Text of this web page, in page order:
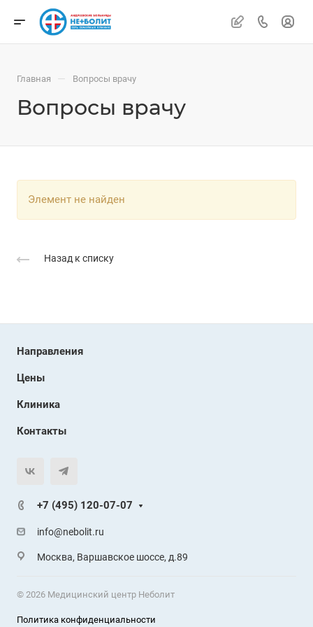
Главная — Вопросы врачу
Вопросы врачу
Элемент не найден
Назад к списку
Направления
Цены
Клиника
Контакты
+7 (495) 120-07-07
info@nebolit.ru
Москва, Варшавское шоссе, д.89
© 2026 Медицинский центр Неболит
Политика конфиденциальности